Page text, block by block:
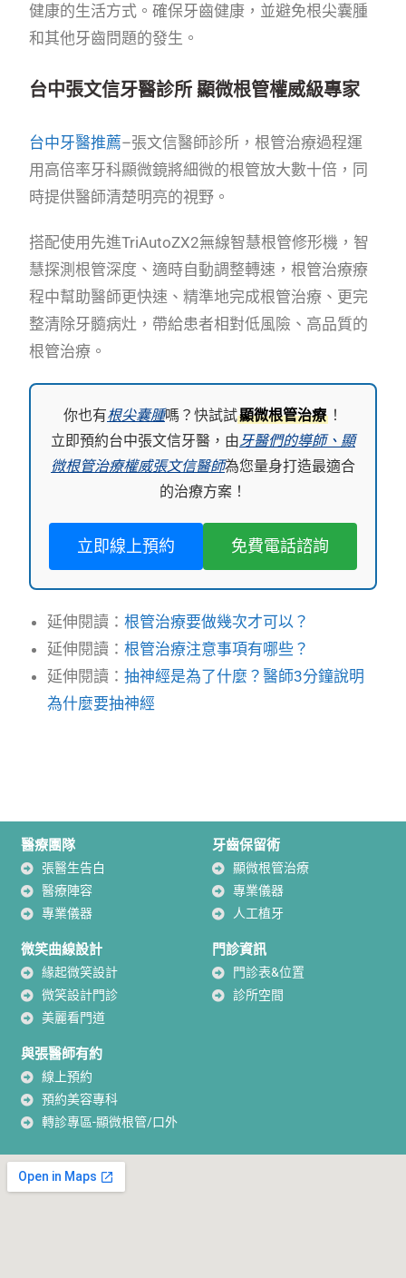
健康的生活方式。確保牙齒健康，並避免根尖囊腫
和其他牙齒問題的發生。
台中張文信牙醫診所 顯微根管權威級專家
台中牙醫推薦–張文信醫師診所，根管治療過程運
用高倍率牙科顯微鏡將細微的根管放大數十倍，同
時提供醫師清楚明亮的視野。
搭配使用先進TriAutoZX2無線智慧根管修形機，智
慧探測根管深度、適時自動調整轉速，根管治療療
程中幫助醫師更快速、精準地完成根管治療、更完
整清除牙髓病灶，帶給患者相對低風險、高品質的
根管治療。
你也有根尖囊腫嗎？快試試顯微根管治療 ！
立即預約台中張文信牙醫，由牙醫們的導師、顯
微根管治療權威張文信醫師為您量身打造最適合
的治療方案！
立即線上預約 免費電話諮詢
延伸閱讀：根管治療要做幾次才可以？
延伸閱讀：根管治療注意事項有哪些？
延伸閱讀：抽神經是為了什麼？醫師3分鐘說明
為什麼要抽神經
醫療團隊
張醫生告白
醫療陣容
專業儀器
牙齒保留術
顯微根管治療
專業儀器
人工植牙
微笑曲線設計
緣起微笑設計
微笑設計門診
美麗看門道
門診資訊
門診表&位置
診所空間
與張醫師有約
線上預約
預約美容專科
轉診專區-顯微根管/口外